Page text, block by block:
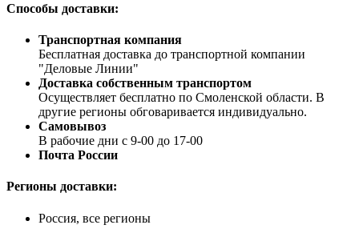
Способы доставки:
Транспортная компания
Бесплатная доставка до транспортной компании
"Деловые Линии"
Доставка собственным транспортом
Осуществляет бесплатно по Смоленской области. В
другие регионы обговаривается индивидуально.
Самовывоз
В рабочие дни с 9-00 до 17-00
Почта России
Регионы доставки:
Россия, все регионы